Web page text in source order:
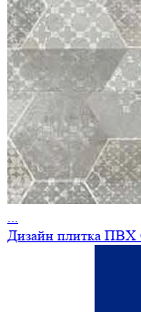
...
Дизайн плитка ПВХ